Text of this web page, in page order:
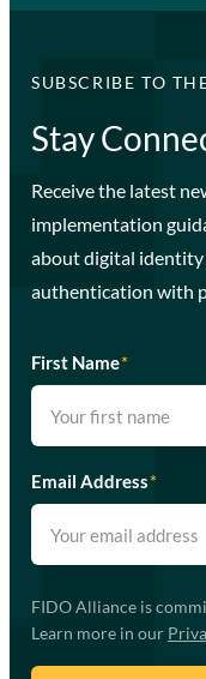
SUBSCRIBE TO
Stay
Receive the latest
implementation
about digital
authentication with
First Name*
Email Address*
FIDO Alliance is
Learn more in our